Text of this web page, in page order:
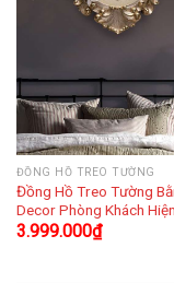
ĐỒNG HỒ TREO TƯỜNG
Đồng Hồ Treo Tường
Decor Phòng Khách
3.999.000₫